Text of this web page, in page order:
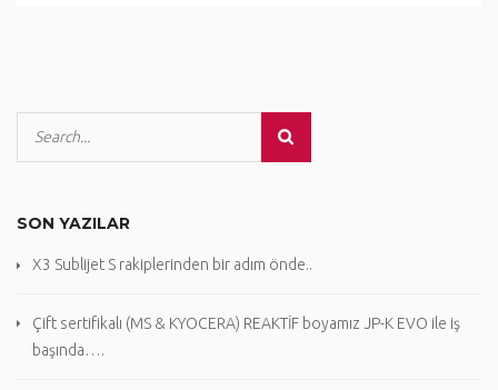
SON YAZILAR
X3 Sublijet S rakiplerinden bir adım önde..
Çift sertifikalı (MS & KYOCERA) REAKTİF boyamız JP-K EVO ile iş
başında….